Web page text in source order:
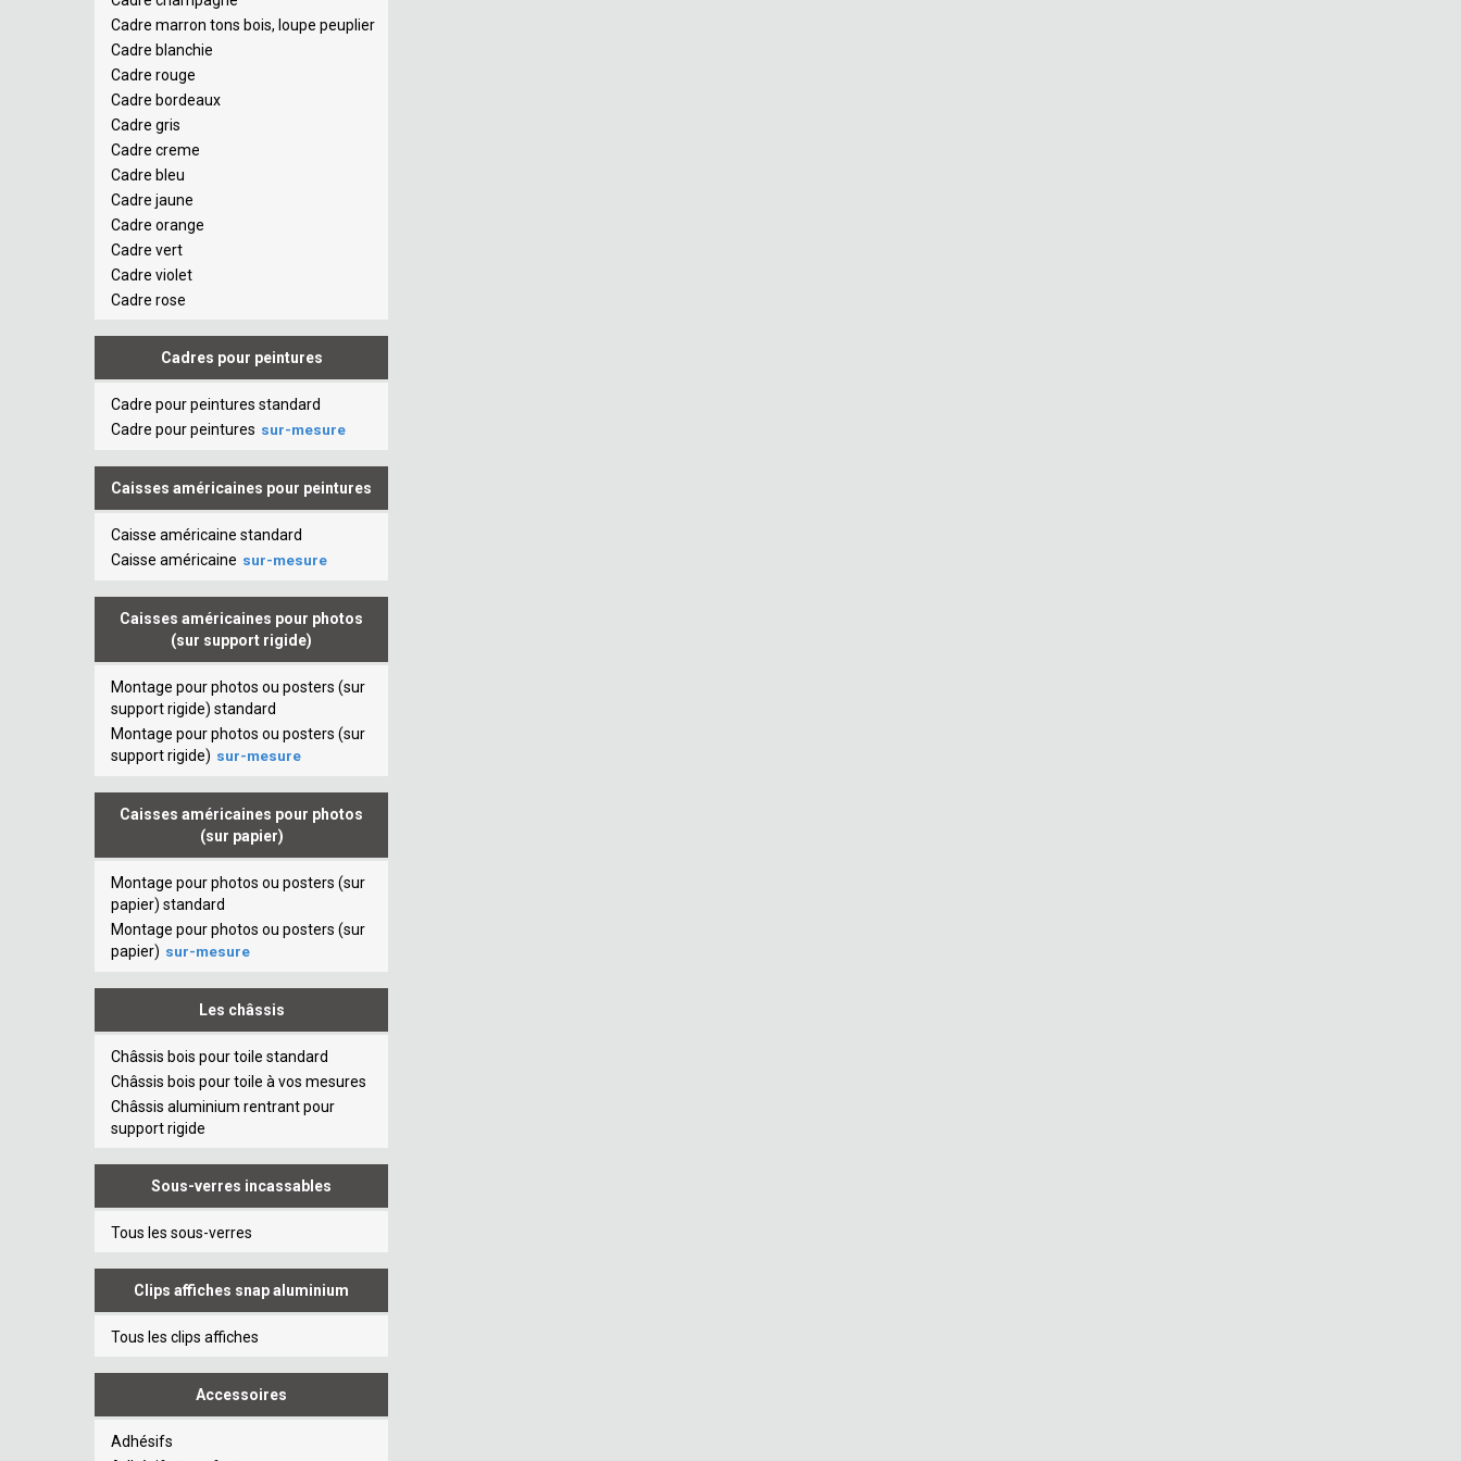
Cadre marron tons bois, loupe peuplier
Cadre blanchie
Cadre rouge
Cadre bordeaux
Cadre gris
Cadre creme
Cadre bleu
Cadre jaune
Cadre orange
Cadre vert
Cadre violet
Cadre rose
Cadres pour peintures
Cadre pour peintures standard
Cadre pour peintures sur-mesure
Caisses américaines pour peintures
Caisse américaine standard
Caisse américaine sur-mesure
Caisses américaines pour photos
(sur support rigide)
Montage pour photos ou posters (sur
support rigide) standard
Montage pour photos ou posters (sur
support rigide) sur-mesure
Caisses américaines pour photos
(sur papier)
Montage pour photos ou posters (sur
papier) standard
Montage pour photos ou posters (sur
papier) sur-mesure
Les châssis
Châssis bois pour toile standard
Châssis bois pour toile à vos mesures
Châssis aluminium rentrant pour
support rigide
Sous-verres incassables
Tous les sous-verres
Clips affiches snap aluminium
Tous les clips affiches
Accessoires
Adhésifs